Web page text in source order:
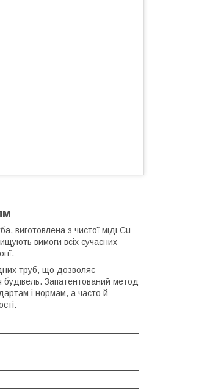
виготовлена з чистої міді Cu-
вимоги всіх сучасних
труб, що дозволяє
Запатентований метод
і нормам, а часто й